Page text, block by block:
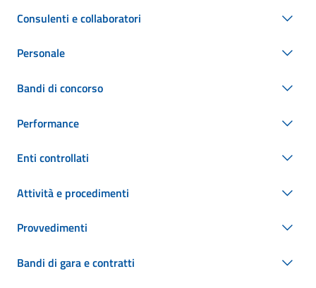
Consulenti e collaboratori
Personale
Bandi di concorso
Performance
Enti controllati
Attività e procedimenti
Provvedimenti
Bandi di gara e contratti